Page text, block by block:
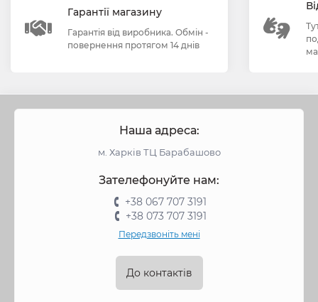
Гарантії магазину
Гарантія від виробника. Обмін -
повернення протягом 14 днів
Наша адреса:
м. Харків ТЦ Барабашово
Зателефонуйте нам:
+38 067 707 3191
+38 073 707 3191
Передзвоніть мені
До контактів